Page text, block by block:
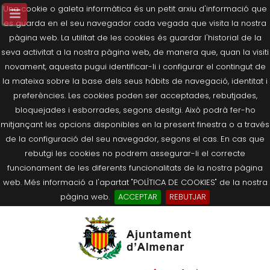
Una cookie o galeta informàtica és un petit arxiu d'informació que
es guarda en el seu navegador cada vegada que visita la nostra
pàgina web. La utilitat de les cookies és guardar l'historial de la
seva activitat a la nostra pàgina web, de manera que, quan la visiti
novament, aquesta pugui identificar-li i configurar el contingut de
la mateixa sobre la base dels seus hàbits de navegació, identitat i
preferències. Les cookies poden ser acceptades, rebutjades,
bloquejades i esborrades, segons desitgi. Això podrà fer-ho
mitjançant les opcions disponibles en la present finestra o a través
de la configuració del seu navegador, segons el cas. En cas que
rebutgi les cookies no podrem assegurar-li el correcte
funcionament de les diferents funcionalitats de la nostra pàgina
web. Més informació a l'apartat "POLÍTICA DE COOKIES" de la nostra
pàgina web.
ACCEPTAR
REBUTJAR
Salutació de l’Alcaldessa
Composició Consistori
Agricultura, Ramaderia i Medi
Què és la Seu Electrònica?
Últimes publicacions